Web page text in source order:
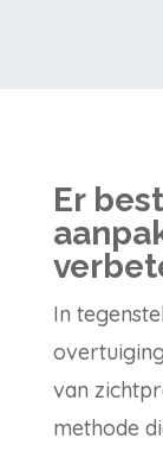
Er
In
van
methode